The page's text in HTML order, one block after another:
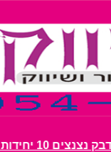
10 יחידות רק 200 ש"ח